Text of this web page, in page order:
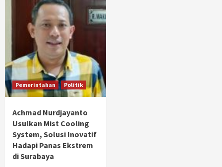
Pemerintahan Politik
Achmad Nurdjayanto
Usulkan Mist Cooling
System, Solusi Inovatif
Hadapi Panas Ekstrem
di Surabaya